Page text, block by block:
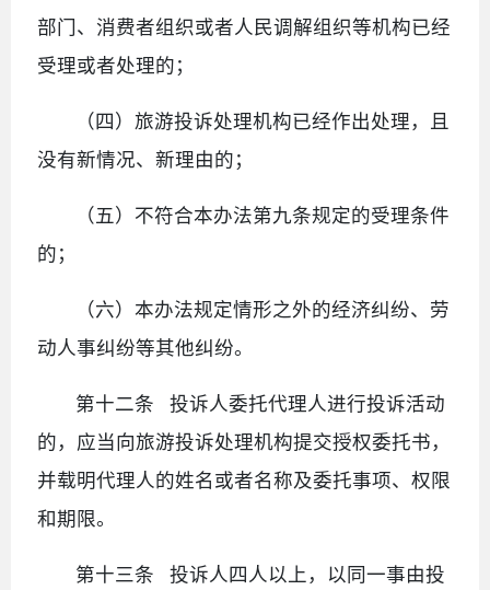
部门、消费者组织或者人民调解组织等机构已经
受理或者处理的；
（四）旅游投诉处理机构已经作出处理，且
没有新情况、新理由的；
（五）不符合本办法第九条规定的受理条件
的；
（六）本办法规定情形之外的经济纠纷、劳
动人事纠纷等其他纠纷。
第十二条 投诉人委托代理人进行投诉活动
的，应当向旅游投诉处理机构提交授权委托书，
并载明代理人的姓名或者名称及委托事项、权限
和期限。
第十三条 投诉人四人以上，以同一事由投